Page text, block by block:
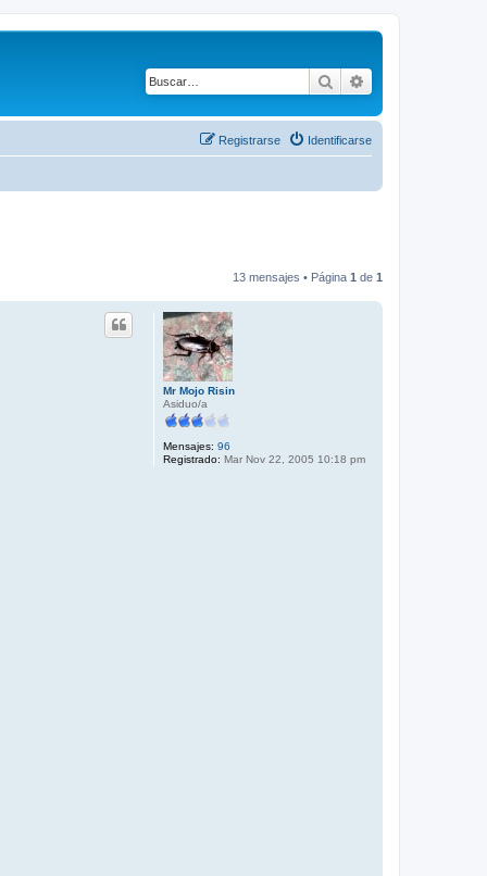
Buscar
Identificarse
Registrarse
13 mensajes • Página 1 de 1
Mr Mojo Risin
Asiduo/a
Mensajes: 96
Registrado: Mar Nov 22, 2005 10:18 pm